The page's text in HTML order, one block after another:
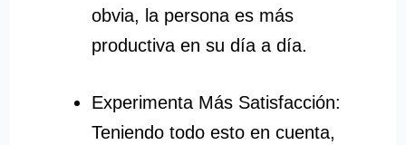
obvia, la persona es más
productiva en su día a día.
Experimenta Más Satisfacción:
Teniendo todo esto en cuenta,